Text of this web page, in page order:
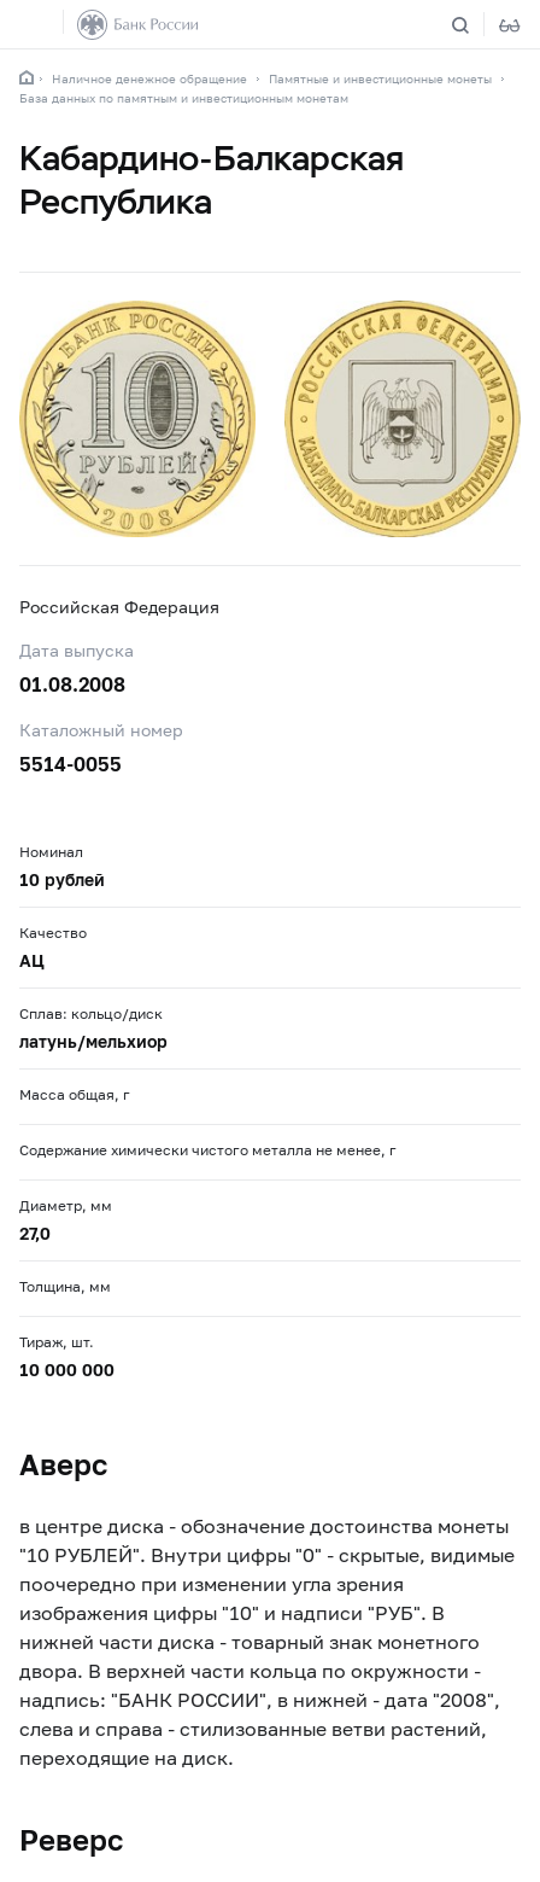
Наличное денежное обращение
Памятные и инвестиционные монеты
База данных по памятным и инвестиционным монетам
Кабардино-Балкарская
Республика
Российская Федерация
Дата выпуска
01.08.2008
Каталожный номер
5514-0055
Номинал
10 рублей
Качество
АЦ
Сплав: кольцо/диск
латунь/мельхиор
Масса общая, г
Содержание химически чистого металла не менее, г
Диаметр, мм
27,0
Толщина, мм
Тираж, шт.
10 000 000
Аверс
в центре диска - обозначение достоинства монеты
"10 РУБЛЕЙ". Внутри цифры "0" - скрытые, видимые
поочередно при изменении угла зрения
изображения цифры "10" и надписи "РУБ". В
нижней части диска - товарный знак монетного
двора. В верхней части кольца по окружности -
надпись: "БАНК РОССИИ", в нижней - дата "2008",
слева и справа - стилизованные ветви растений,
переходящие на диск.
Реверс